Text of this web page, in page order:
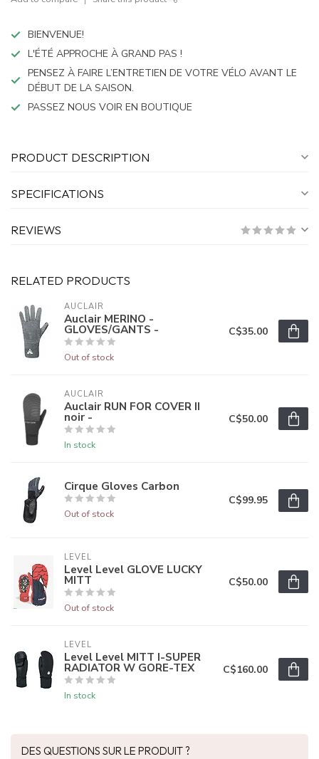
BIENVENUE!
L'ÉTÉ APPROCHE À GRAND PAS !
PENSEZ À FAIRE L’ENTRETIEN DE VOTRE VÉLO AVANT LE
DÉBUT DE LA SAISON.
PASSEZ NOUS VOIR EN BOUTIQUE
PRODUCT DESCRIPTION
SPECIFICATIONS
REVIEWS
RELATED PRODUCTS
AUCLAIR
Auclair MERINO -
GLOVES/GANTS -
Out of stock
C$35.00
AUCLAIR
Auclair RUN FOR COVER II
noir -
In stock
C$50.00
Cirque Gloves Carbon
Out of stock
C$99.95
LEVEL
Level Level GLOVE LUCKY
MITT
Out of stock
C$50.00
LEVEL
Level Level MITT I-SUPER
RADIATOR W GORE-TEX
In stock
C$160.00
DES QUESTIONS SUR LE PRODUIT ?